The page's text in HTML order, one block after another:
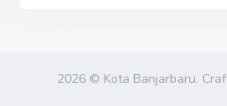
2026 © Kota Banjarbaru.